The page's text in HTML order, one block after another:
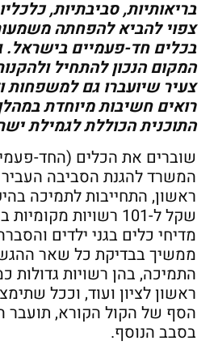
בריאותיות, סביבתיות,
צפוי להביא להפחתה
בכלים חד-פעמיים בישראל.
המקום הנכון להתחיל
צעיר שיועברו גם למשפחות
רואים חשיבות מיוחדת
התוכנית הכוללת לגמילת
שוברים את הכלים (החד-
המשרד להגנת הסביבה
שקל ל-101 רשויות
מדיחי כלים בגני ילדים
ממשיך בבדיקת כל שאר
התמיכה, בהן רשויות גדולות
ראשון לציון ועוד, וככל
הסף של הקול הקורא, תועבר
בסבב הנוסף.